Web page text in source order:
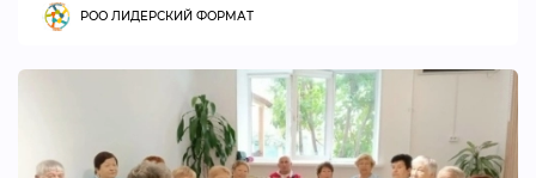
РОО ЛИДЕРСКИЙ ФОРМАТ